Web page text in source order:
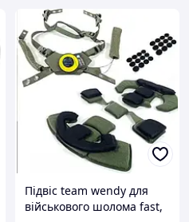
Підвіс team wendy для
військового шолома fast,